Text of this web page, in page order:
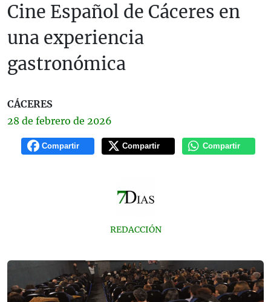
Cine Español de Cáceres en
una experiencia
gastronómica
CÁCERES
28 de febrero de 2026
Compartir Compartir Compartir
REDACCIÓN